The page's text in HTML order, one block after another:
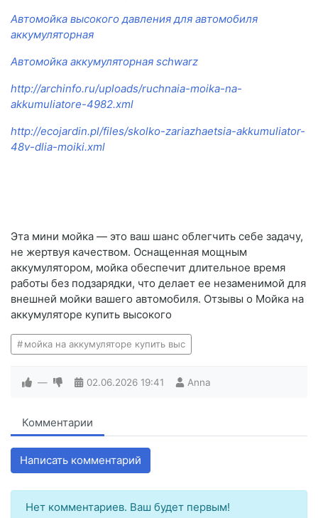
Автомойка высокого давления для автомобиля
аккумуляторная
Автомойка аккумуляторная schwarz
http://archinfo.ru/uploads/ruchnaia-moika-na-
akkumuliatore-4982.xml
http://ecojardin.pl/files/skolko-zariazhaetsia-akkumuliator-
48v-dlia-moiki.xml
Эта мини мойка — это ваш шанс облегчить себе задачу,
не жертвуя качеством. Оснащенная мощным
аккумулятором, мойка обеспечит длительное время
работы без подзарядки, что делает ее незаменимой для
внешней мойки вашего автомобиля. Отзывы о Мойка на
аккумуляторе купить высокого
мойка на аккумуляторе купить выс
— 02.06.2026 19:41 Anna
Комментарии
Написать комментарий
Нет комментариев. Ваш будет первым!